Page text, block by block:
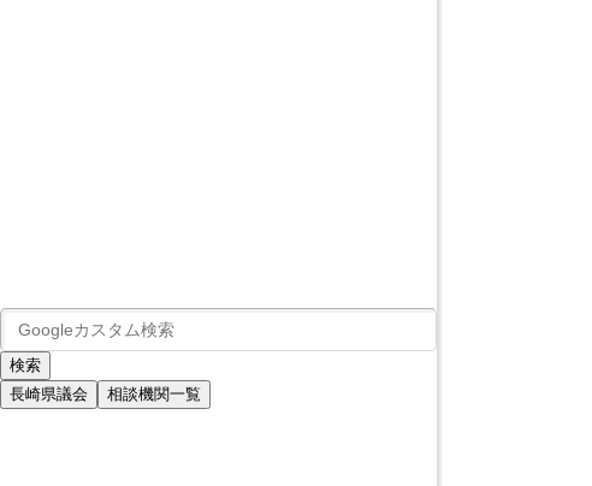
長崎県議会 相談機関一覧